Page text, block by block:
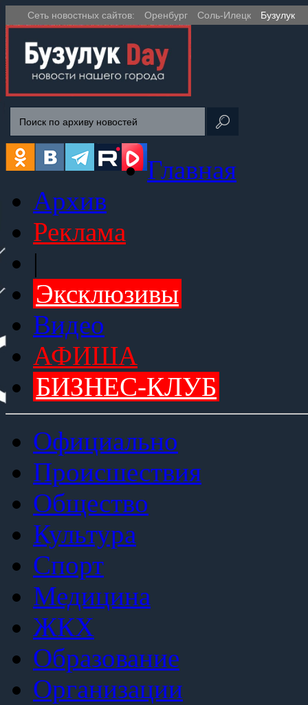
Сеть новостных сайтов: Оренбург Соль-Илецк Бузулук
Главная
Архив
Реклама
|
Эксклюзивы
Видео
АФИША
БИЗНЕС-КЛУБ
Официально
Происшествия
Общество
Культура
Спорт
Медицина
ЖКХ
Образование
Организации